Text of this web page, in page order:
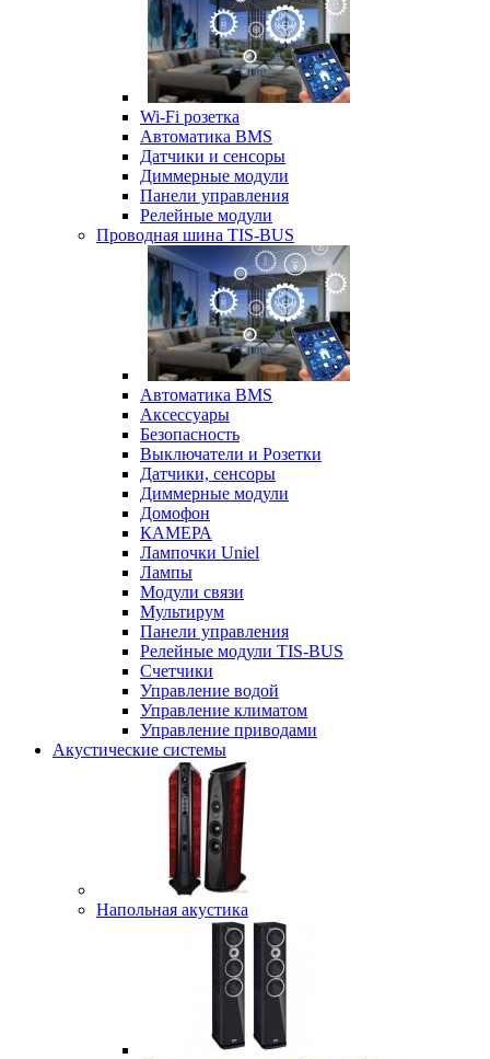
Wi-Fi розетка
Автоматика BMS
Датчики и сенсоры
Диммерные модули
Панели управления
Релейные модули
Проводная шина TIS-BUS
Автоматика BMS
Аксессуары
Безопасность
Выключатели и Розетки
Датчики, сенсоры
Диммерные модули
Домофон
КАМЕРА
Лампочки Uniel
Лампы
Модули связи
Мультирум
Панели управления
Релейные модули TIS-BUS
Счетчики
Управление водой
Управление климатом
Управление приводами
Акустические системы
Напольная акустика